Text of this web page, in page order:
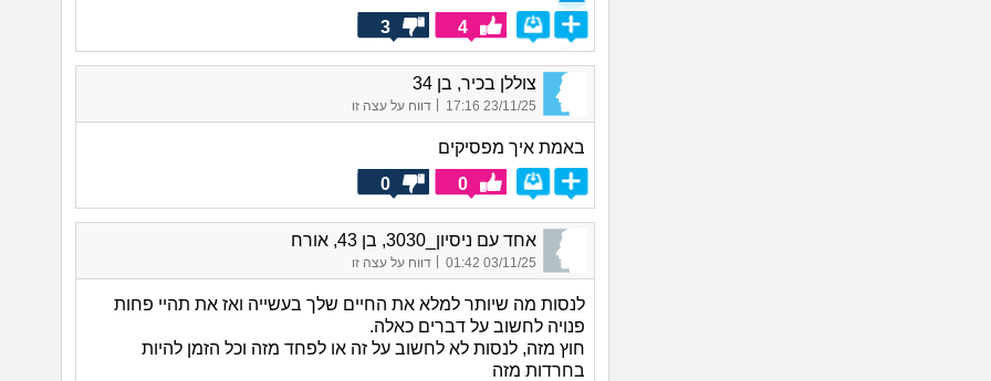
4
3
צוללן בכיר, בן 34
23/11/25 17:16
| דווח על עצה זו
באמת איך מפסיקים
0
0
אחד עם ניסיון_3030, בן 43, אורח
03/11/25 01:42 דווח על עצה זו
לנסות מה שיותר למלא את החיים שלך בעשייה ואז את תהיי פחות
פנויה לחשוב על דברים כאלה.
חוץ מזה, לנסות לא לחשוב על זה או לפחד מזה וכל הזמן להיות
בחרדות מזה